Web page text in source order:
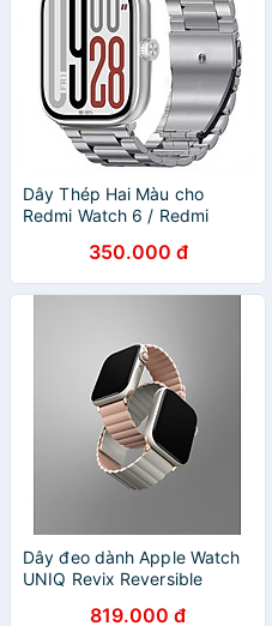
Dây Thép Hai Màu cho
Redmi Watch 6 / Redmi
8/9 Pro / Xiaomi Mi Band 10
Pro - Hàng Chính Hãng
350.000 đ
Dây đeo dành Apple Watch
UNIQ Revix Reversible
(38/40/41mm) - Hàng chính
819.000 đ